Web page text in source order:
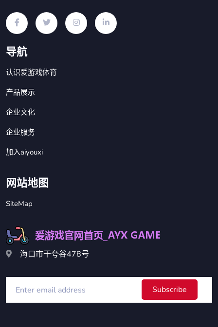
导航
认识爱游戏体育
产品展示
企业文化
企业服务
加入aiyouxi
网站地图
SiteMap
海口市干夸谷478号
Subscribe